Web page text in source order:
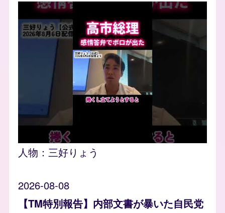
人物： 三好りょう
2026-08-08
【TM特別報告】内部文書が暴いた自民党